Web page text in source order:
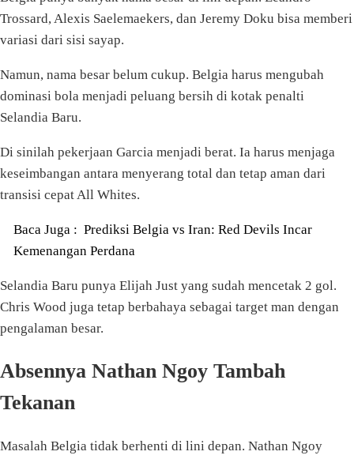
Trossard, Alexis Saelemaekers, dan Jeremy Doku bisa memberi
variasi dari sisi sayap.
Namun, nama besar belum cukup. Belgia harus mengubah
dominasi bola menjadi peluang bersih di kotak penalti
Selandia Baru.
Di sinilah pekerjaan Garcia menjadi berat. Ia harus menjaga
keseimbangan antara menyerang total dan tetap aman dari
transisi cepat All Whites.
Baca Juga : Prediksi Belgia vs Iran: Red Devils Incar
Kemenangan Perdana
Selandia Baru punya Elijah Just yang sudah mencetak 2 gol.
Chris Wood juga tetap berbahaya sebagai target man dengan
pengalaman besar.
Absennya Nathan Ngoy Tambah
Tekanan
Masalah Belgia tidak berhenti di lini depan. Nathan Ngoy